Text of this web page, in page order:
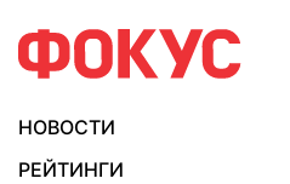
НОВОСТИ
РЕЙТИНГИ